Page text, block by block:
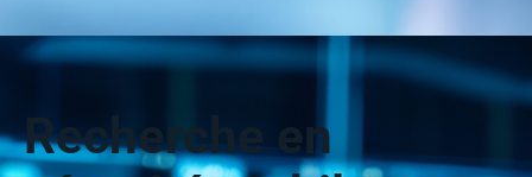
Recherche en